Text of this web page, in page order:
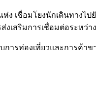
ง เชื่อมโยงนักเดินทาง
เสริมการเชื่อมต่อระหว่า
รท่องเที่ยวและการค้า